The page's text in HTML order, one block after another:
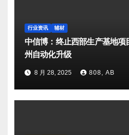
行业资讯 辅材
中信博：终止西部生产基地项
州自动化升级
8 月 28, 2025 808, AB